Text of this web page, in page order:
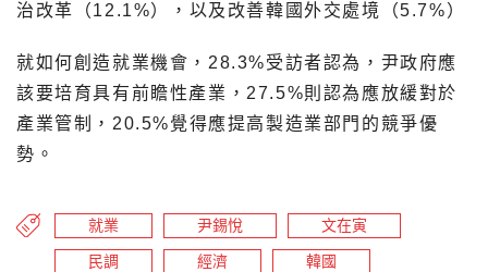
治改革（12.1%），以及改善韓國外交處境（5.7%）
就如何創造就業機會，28.3%受訪者認為，尹政府應
該要培育具有前瞻性產業，27.5%則認為應放緩對於
產業管制，20.5%覺得應提高製造業部門的競爭優
勢。
就業 尹錫悅 文在寅
民調 經濟 韓國